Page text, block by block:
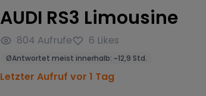
AUDI RS3 Limousine
804 Aufrufe 6 Likes
ØAntwortet meist innerhalb: ~12,9 Std.
Letzter Aufruf vor 1 Tag